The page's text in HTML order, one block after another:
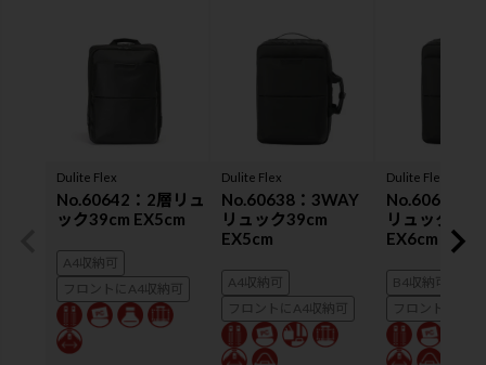
Dulite Flex
No.60642：2層リュ
ック39cm EX5cm
A4収納可
フロントにA4収納可
Dulite Flex
No.60638：3WAY
リュック39cm
EX5cm
A4収納可
フロントにA4収納可
Dulite Flex
No.60639：
リュック
EX6cm
B4収納可
フロントにB4